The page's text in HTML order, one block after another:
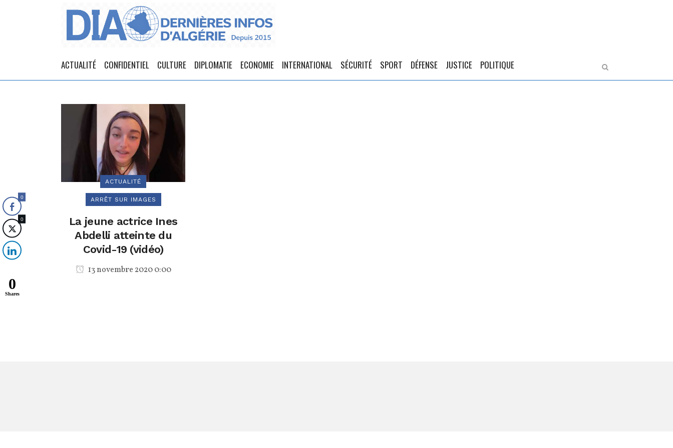
ACTUALITÉ CONFIDENTIEL CULTURE DIPLOMATIE ECONOMIE INTERNATIONAL SÉCURITÉ SPORT DÉFENSE JUSTICE POLITIQUE
ACTUALITÉ
ARRÊT SUR IMAGES
La jeune actrice Ines
Abdelli atteinte du
Covid-19 (vidéo)
13 novembre 2020 0:00
0
0
0
Shares